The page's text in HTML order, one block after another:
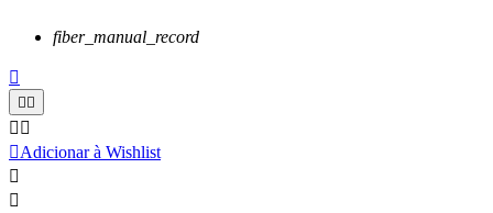
fiber_manual_record

 
 
Adicionar à Wishlist

